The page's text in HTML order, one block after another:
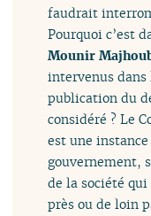
faudrait
Pourquoi c’est
Mounir
intervenus
publication du
considéré ? Le
est une
gouvernement,
de la société
près ou de loin